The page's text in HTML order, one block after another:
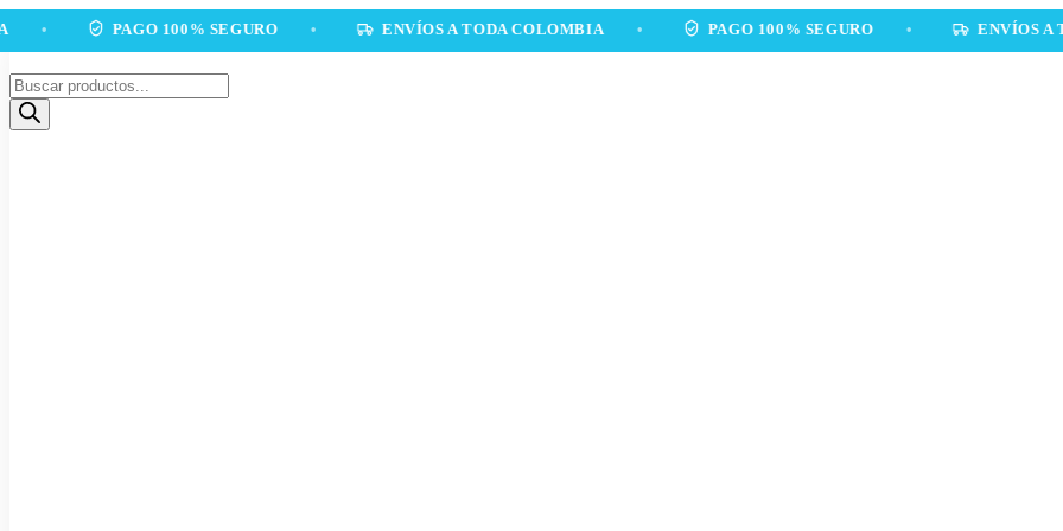
al
PAGO 100% SEGURO • ENVÍOS A TODA COLOMBIA • PAGO 100% SEGURO • ENVÍOS A TODA
Búsqueda
de
productos